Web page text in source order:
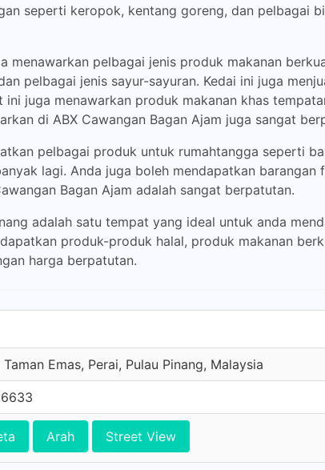
seperti keropok, kentang goreng, dan pelbagai
menawarkan pelbagai jenis produk makanan
pelbagai jenis sayur-sayuran. Kedai ini juga
juga menawarkan produk makanan khas
di ABX Cawangan Bagan Ajam juga sangat
pelbagai produk untuk rumahtangga seperti
lagi. Anda juga boleh mendapatkan barangan
Bagan Ajam adalah sangat berpatutan.
adalah satu tempat yang ideal untuk anda
produk-produk halal, produk makanan
harga berpatutan.
Emas, Perai, Pulau Pinang, Malaysia
Arah Street View